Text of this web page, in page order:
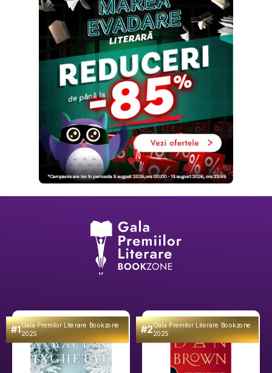
#1Gala Premilor Literare Bookzone
2025 #2Gala Premilor Literare Bookzone
2025